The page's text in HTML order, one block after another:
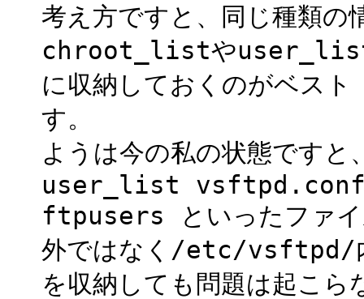
考え方ですと、同じ種類
chroot_listやuser_list)
に収納しておくのがベス
す。
ようは今の私の状態で
user_list vsftpd.conf
ftpusers といったファイ
外ではなく/etc/
を収納しても問題は起こ